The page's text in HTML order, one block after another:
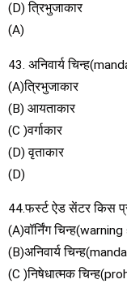
(D) त्रिभुजाकार
(A)
43. अनिवार्य
(A)त्रिभुजाकार
(B) आयताकार
(C )वर्गाकार
(D) वृताकार
(D)
44.फर्स्ट ऐड सेंटर किस
(A)वॉर्निंग
(B)अनिवार्य
(C )निषेधात्मक